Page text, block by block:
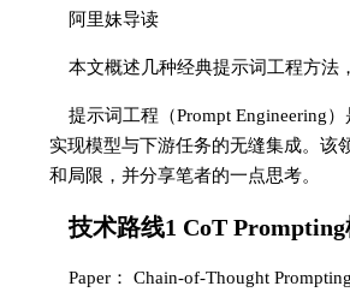
阿里妹导读
本文概述几种经典提示词工程方法
提示词工程（Prompt Engineering
实现模型与下游任务的无缝集成。该
和局限，并分享笔者的一点思考。
技术路线1 CoT
Paper： Chain-of-Thought